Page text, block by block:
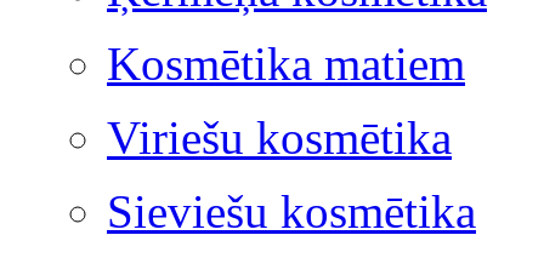
Kosmētika matiem
Viriešu kosmētika
Sieviešu kosmētika